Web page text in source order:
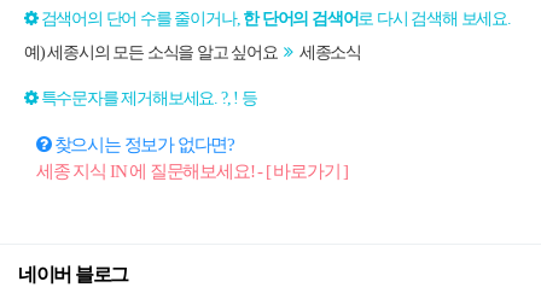
검색어의 단어 수를 줄이거나, 한 단어의 검색어로 다시 검색해 보세요.
예) 세종시의 모든 소식을 알고 싶어요 세종소식
특수문자를 제거해보세요. ?, ! 등
찾으시는 정보가 없다면?
세종 지식 IN 에 질문해보세요! - [ 바로가기 ]
네이버 블로그